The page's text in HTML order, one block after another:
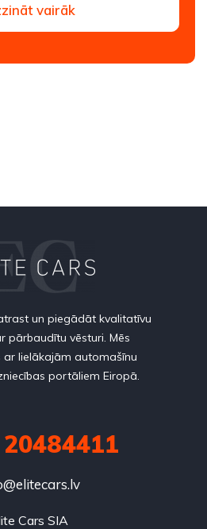
vairāk
un piegādāt kvalitatīvu
pārbaudītu vēsturi. Mēs
lielākajām automašīnu
portāliem Eiropā.
20484411
Cars SIA